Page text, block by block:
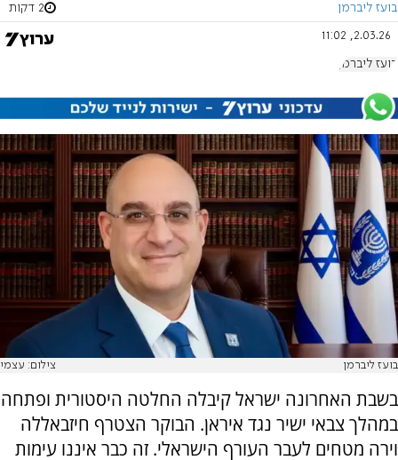
בועז ליברמן 2 דקות
2.03.26, 11:02
בועז ליברמן
בועז ליברמן צילום: עצמי
בשבת האחרונה ישראל קיבלה החלטה היסטורית ופתחה
במהלך צבאי ישיר נגד איראן. הבוקר הצטרף חיזבאללה
וירה מטחים לעבר העורף הישראלי. זה כבר איננו עימות